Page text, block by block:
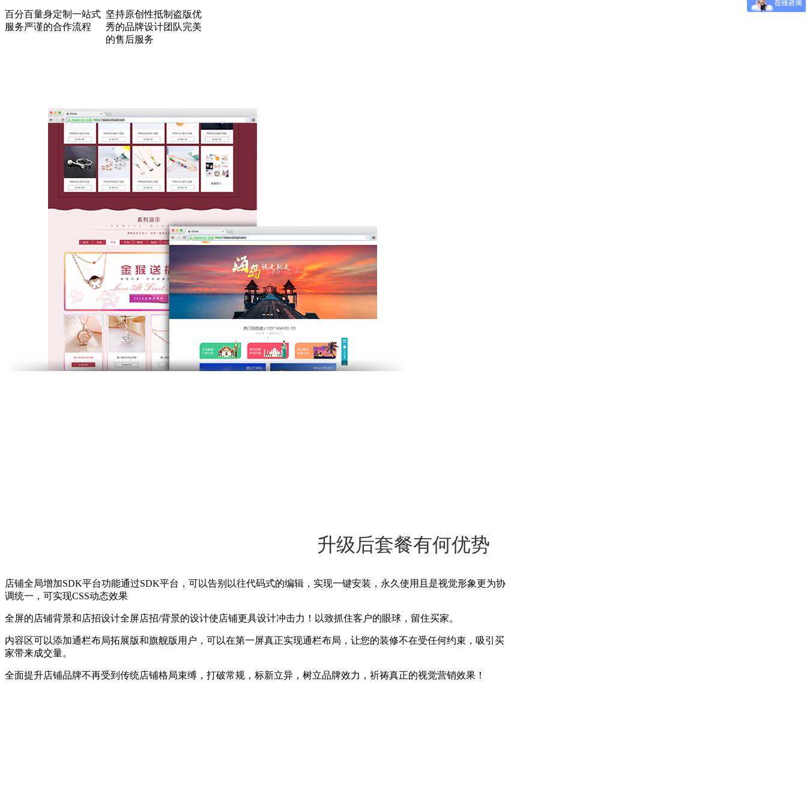
百分百量身定制 一站式
服务严谨的合作流程
坚持原创性抵制盗版优
秀的品牌设计团队完美
的售后服务
升级后套餐有何优势
店铺全局增加SDK平台功能通过SDK平台，可以告别以往代码式的编辑，实现一键安装，永久使用且是视觉形象更为协
调统一，可实现CSS动态效果
全屏的店铺背景和店招设计全屏店招/背景的设计使店铺更具设计冲击力！以致抓住客户的眼球，留住买家。
内容区可以添加通栏布局拓展版和旗舰版用户，可以在第一屏真正实现通栏布局，让您的装修不在受任何约束，吸引买
家带来成交量。
全面提升店铺品牌不再受到传统店铺格局束缚，打破常规，标新立异，树立品牌效力，祈祷真正的视觉营销效果！